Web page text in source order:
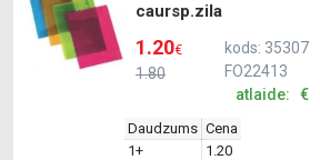
caursp.zila
1.80
1.20€
kods: 35307
FO22413
atlaide: €
Daudzums Cena
1+
1.20